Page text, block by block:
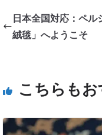
日本全国対応：ペ
絨毯」へようこそ
こちらも